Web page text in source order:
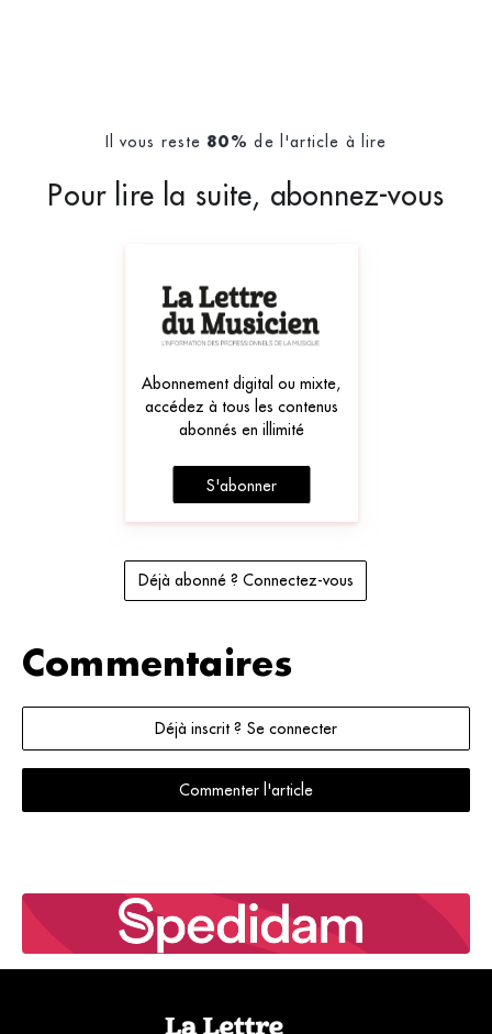
Il vous reste 80% de l'article à lire
Pour lire la suite, abonnez-vous
Abonnement digital ou mixte,
accédez à tous les contenus
abonnés en illimité
S'abonner
Déjà abonné ? Connectez-vous
Commentaires
Déjà inscrit ? Se connecter
Commenter l'article